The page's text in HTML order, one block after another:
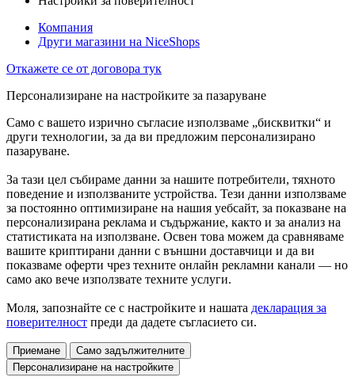
Компания
Други магазини на NiceShops
Откажете се от договора тук
Персонализиране на настройките за пазаруване
Само с вашето изрично съгласие използваме „бисквитки“ и
други технологии, за да ви предложим персонализирано
пазаруване.
За тази цел събираме данни за нашите потребители, тяхното
поведение и използваните устройства. Тези данни използваме
за постоянно оптимизиране на нашия уебсайт, за показване на
персонализирана реклама и съдържание, както и за анализ на
статистиката на използване. Освен това можем да сравняваме
вашите криптирани данни с външни доставчици и да ви
показваме оферти чрез техните онлайн рекламни канали — но
само ако вече използвате техните услуги.
Моля, запознайте се с настройките и нашата декларация за
поверителност преди да дадете съгласието си.
Приемане
Само задължителните
Персонализиране на настройките